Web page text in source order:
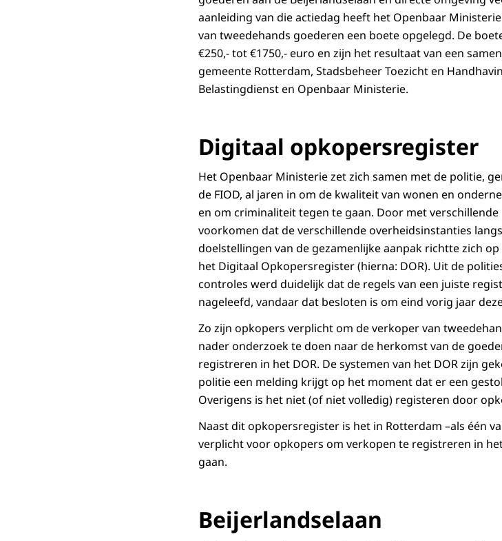
aanleiding van die actiedag heeft het Openbaar
van tweedehands goederen een boete opgelegd. De
€250,- tot €1750,- euro en zijn het resultaat van een
gemeente Rotterdam, Stadsbeheer Toezicht en
Belastingdienst en Openbaar Ministerie.
Digitaal opkopersregister
Het Openbaar Ministerie zet zich samen met de politie,
de FIOD, al jaren in om de kwaliteit van wonen en
en om criminaliteit tegen te gaan. Door met
voorkomen dat de verschillende overheidsinstanties
doelstellingen van de gezamenlijke aanpak richtte zich
het Digitaal Opkopersregister (hierna: DOR). Uit de
controles werd duidelijk dat de regels van een juiste
nageleefd, vandaar dat besloten is om eind vorig jaar
Zo zijn opkopers verplicht om de verkoper van
nader onderzoek te doen naar de herkomst van de
registreren in het DOR. De systemen van het DOR zijn
politie een melding krijgt op het moment dat er een
Overigens is het niet (of niet volledig) registeren door
Naast dit opkopersregister is het in Rotterdam –als één
verplicht voor opkopers om verkopen te registreren in
gaan.
Beijerlandselaan